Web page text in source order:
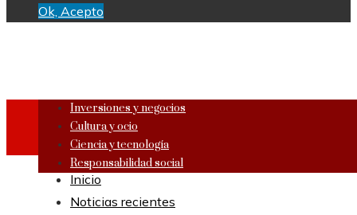
Ok, Acepto
Inversiones y negocios
Cultura y ocio
Ciencia y tecnología
Responsabilidad social
Inicio
Noticias recientes